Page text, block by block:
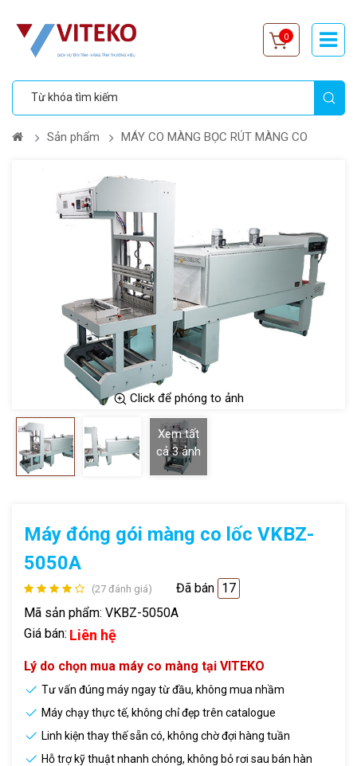
0
Sản phẩm MÁY CO MÀNG BỌC RÚT MÀNG CO
Click để phóng to ảnh
Xem tất
cả3 ảnh
Máy đóng gói màng co lốc VKBZ-
5050A
(27 đánh giá) Đã bán 17
Mã sản phẩm: VKBZ-5050A
Giá bán: Liên hệ
Lý do chọn mua máy co màng tại VITEKO
Tư vấn đúng máy ngay từ đầu, không mua nhầm
Máy chạy thực tế, không chỉ đẹp trên catalogue
Linh kiện thay thế sẵn có, không chờ đợi hàng tuần
Hỗ trợ kỹ thuật nhanh chóng, không bỏ rơi sau bán hàn